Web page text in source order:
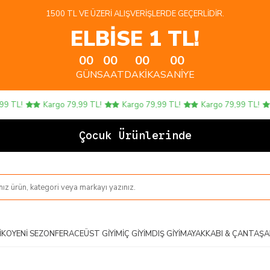
1500 TL VE ÜZERI ALIŞVERIŞLERDE GEÇERLIDIR.
ELBİSE 1 TL!
00
GÜN
00
SAAT
00
DAKIKA
00
SANIYE
Kargo 79,99 TL! Kargo 79,99 TL! Kargo 79,99 TL!
Çocuk Ürünlerinde 4 AL 3
YENI SEZONFERACEÜST GIYIMİÇ GIYIMDIŞ GIYIMAYAKKABI & ÇANTA